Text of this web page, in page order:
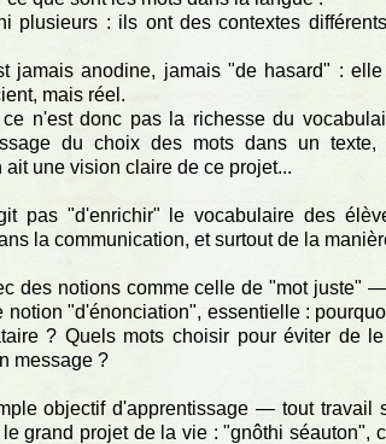
plusieurs : ils ont des contextes
jamais anodine, jamais "de hasard" :
mais réel.
n'est donc pas la richesse du
du choix des mots dans un
une vision claire de ce projet...
pas "d'enrichir" le vocabulaire des
la communication, et surtout de la
des notions comme celle de "mot juste"
"d'énonciation", essentielle :
? Quels mots choisir pour éviter de
message ?
objectif d'apprentissage — tout travail
grand projet de la vie : "gnôthi séauton",